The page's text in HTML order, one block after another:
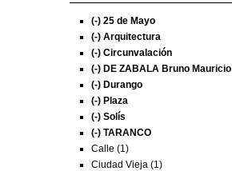
(-) 25 de Mayo
(-) Arquitectura
(-) Circunvalación
(-) DE ZABALA Bruno Mauricio
(-) Durango
(-) Plaza
(-) Solís
(-) TARANCO
Calle (1)
Ciudad Vieja (1)